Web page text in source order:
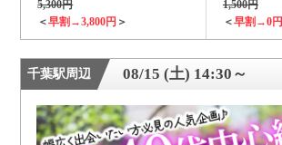
5,300円
＜早割→3,800円 ＞
1,500円
＜早割→0円
千葉駅周辺 08/15 (土) 14:30～